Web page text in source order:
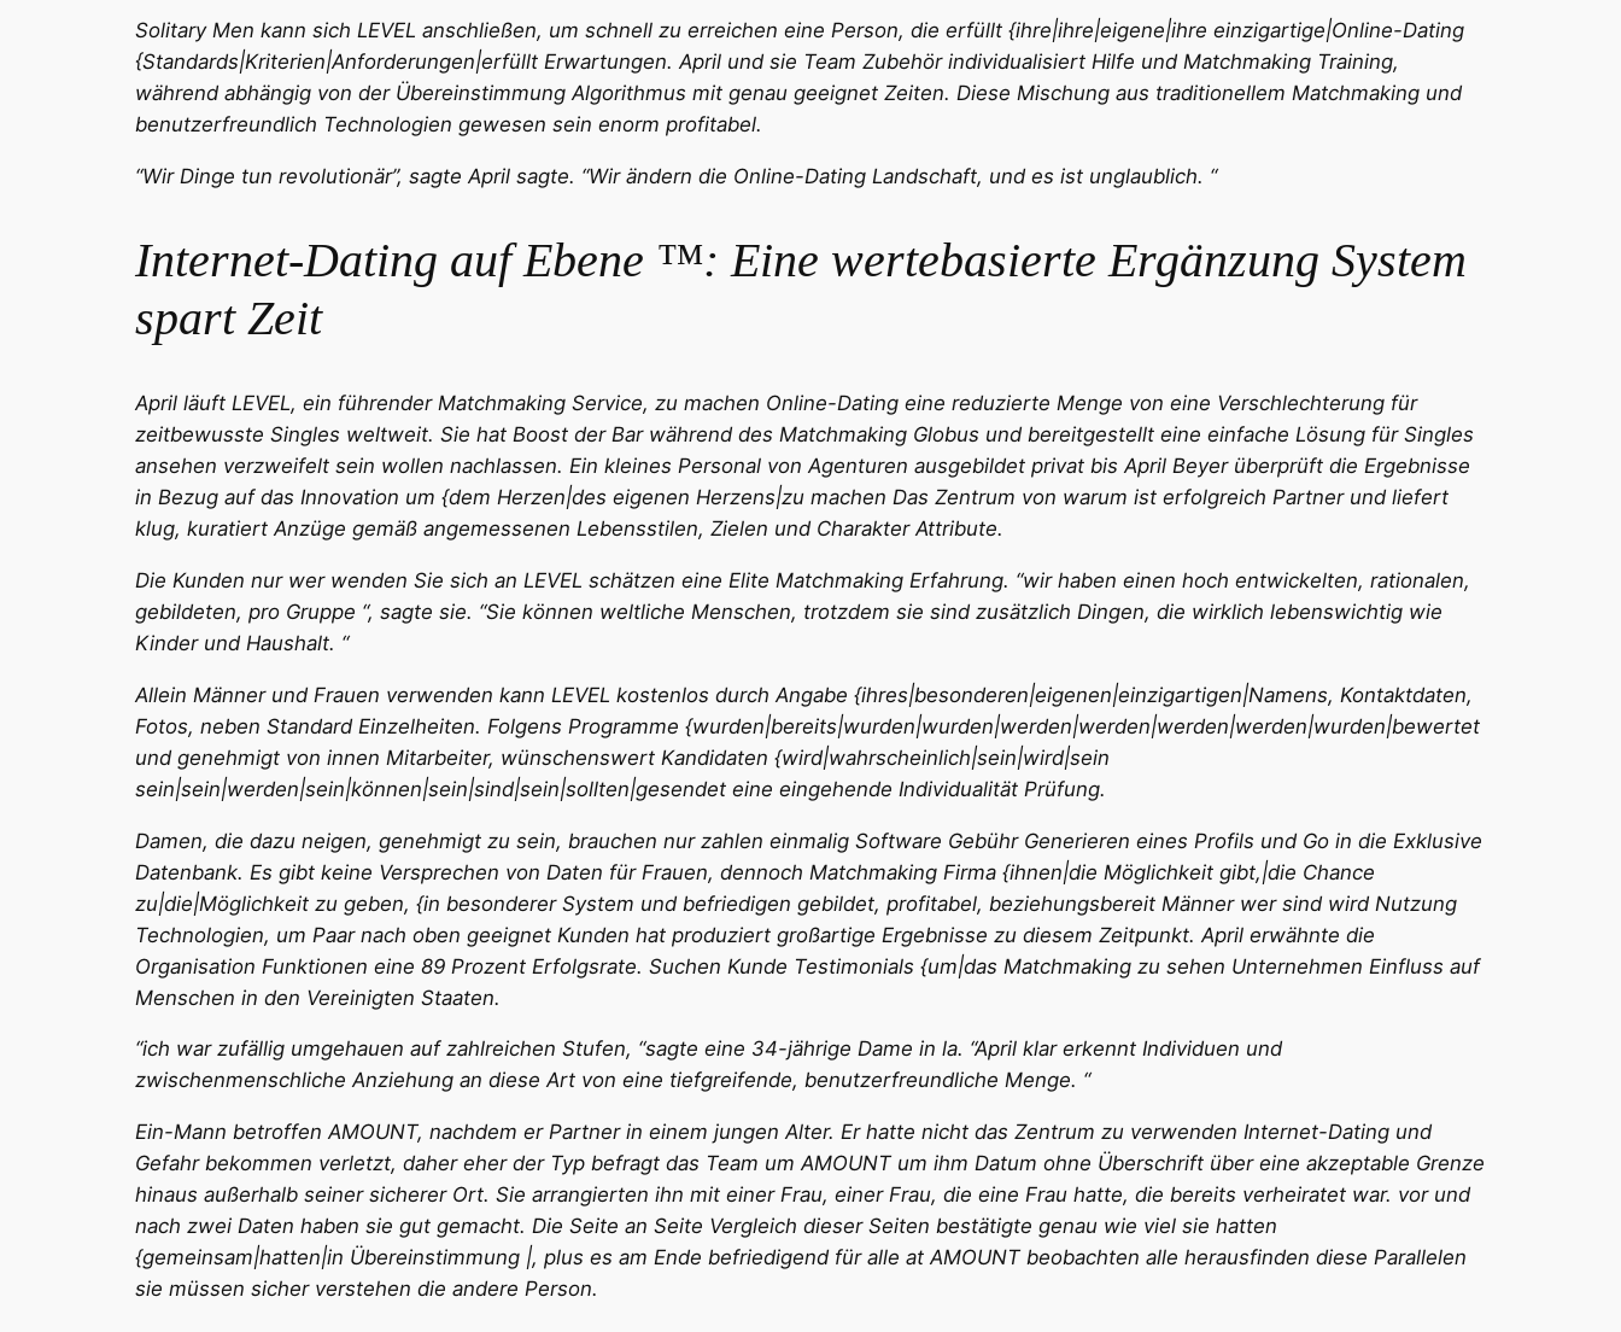
Solitary Men kann sich LEVEL anschließen, um schnell zu erreichen eine Person, die erfüllt {ihre|ihre|eigene|ihre einzigartige|Online-Dating
{Standards|Kriterien|Anforderungen|erfüllt Erwartungen. April und sie Team Zubehör individualisiert Hilfe und Matchmaking Training,
während abhängig von der Übereinstimmung Algorithmus mit genau geeignet Zeiten. Diese Mischung aus traditionellem Matchmaking und
benutzerfreundlich Technologien gewesen sein enorm profitabel.
“Wir Dinge tun revolutionär”, sagte April sagte. “Wir ändern die Online-Dating Landschaft, und es ist unglaublich. “
Internet-Dating auf Ebene ™: Eine wertebasierte Ergänzung System
spart Zeit
April läuft LEVEL, ein führender Matchmaking Service, zu machen Online-Dating eine reduzierte Menge von eine Verschlechterung für
zeitbewusste Singles weltweit. Sie hat Boost der Bar während des Matchmaking Globus und bereitgestellt eine einfache Lösung für Singles
ansehen verzweifelt sein wollen nachlassen. Ein kleines Personal von Agenturen ausgebildet privat bis April Beyer überprüft die Ergebnisse
in Bezug auf das Innovation um {dem Herzen|des eigenen Herzens|zu machen Das Zentrum von warum ist erfolgreich Partner und liefert
klug, kuratiert Anzüge gemäß angemessenen Lebensstilen, Zielen und Charakter Attribute.
Die Kunden nur wer wenden Sie sich an LEVEL schätzen eine Elite Matchmaking Erfahrung. “wir haben einen hoch entwickelten, rationalen,
gebildeten, pro Gruppe “, sagte sie. “Sie können weltliche Menschen, trotzdem sie sind zusätzlich Dingen, die wirklich lebenswichtig wie
Kinder und Haushalt. “
Allein Männer und Frauen verwenden kann LEVEL kostenlos durch Angabe {ihres|besonderen|eigenen|einzigartigen|Namens, Kontaktdaten,
Fotos, neben Standard Einzelheiten. Folgens Programme {wurden|bereits|wurden|wurden|werden|werden|werden|werden|wurden|bewertet
und genehmigt von innen Mitarbeiter, wünschenswert Kandidaten {wird|wahrscheinlich|sein|wird|sein
sein|sein|werden|sein|können|sein|sind|sein|sollten|gesendet eine eingehende Individualität Prüfung.
Damen, die dazu neigen, genehmigt zu sein, brauchen nur zahlen einmalig Software Gebühr Generieren eines Profils und Go in die Exklusive
Datenbank. Es gibt keine Versprechen von Daten für Frauen, dennoch Matchmaking Firma {ihnen|die Möglichkeit gibt,|die Chance
zu|die|Möglichkeit zu geben, {in besonderer System und befriedigen gebildet, profitabel, beziehungsbereit Männer wer sind wird Nutzung
Technologien, um Paar nach oben geeignet Kunden hat produziert großartige Ergebnisse zu diesem Zeitpunkt. April erwähnte die
Organisation Funktionen eine 89 Prozent Erfolgsrate. Suchen Kunde Testimonials {um|das Matchmaking zu sehen Unternehmen Einfluss auf
Menschen in den Vereinigten Staaten.
“ich war zufällig umgehauen auf zahlreichen Stufen, “sagte eine 34-jährige Dame in la. “April klar erkennt Individuen und
zwischenmenschliche Anziehung an diese Art von eine tiefgreifende, benutzerfreundliche Menge. “
Ein-Mann betroffen AMOUNT, nachdem er Partner in einem jungen Alter. Er hatte nicht das Zentrum zu verwenden Internet-Dating und
Gefahr bekommen verletzt, daher eher der Typ befragt das Team um AMOUNT um ihm Datum ohne Überschrift über eine akzeptable Grenze
hinaus außerhalb seiner sicherer Ort. Sie arrangierten ihn mit einer Frau, einer Frau, die eine Frau hatte, die bereits verheiratet war. vor und
nach zwei Daten haben sie gut gemacht. Die Seite an Seite Vergleich dieser Seiten bestätigte genau wie viel sie hatten
{gemeinsam|hatten|in Übereinstimmung |, plus es am Ende befriedigend für alle at AMOUNT beobachten alle herausfinden diese Parallelen
sie müssen sicher verstehen die andere Person.